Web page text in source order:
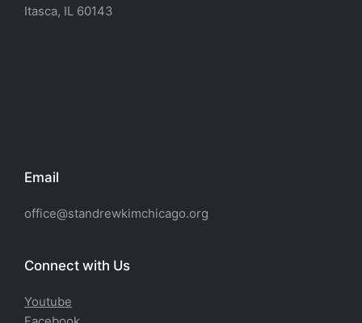
Itasca, IL 60143
Email
office@standrewkimchicago.org
Connect with Us
Youtube